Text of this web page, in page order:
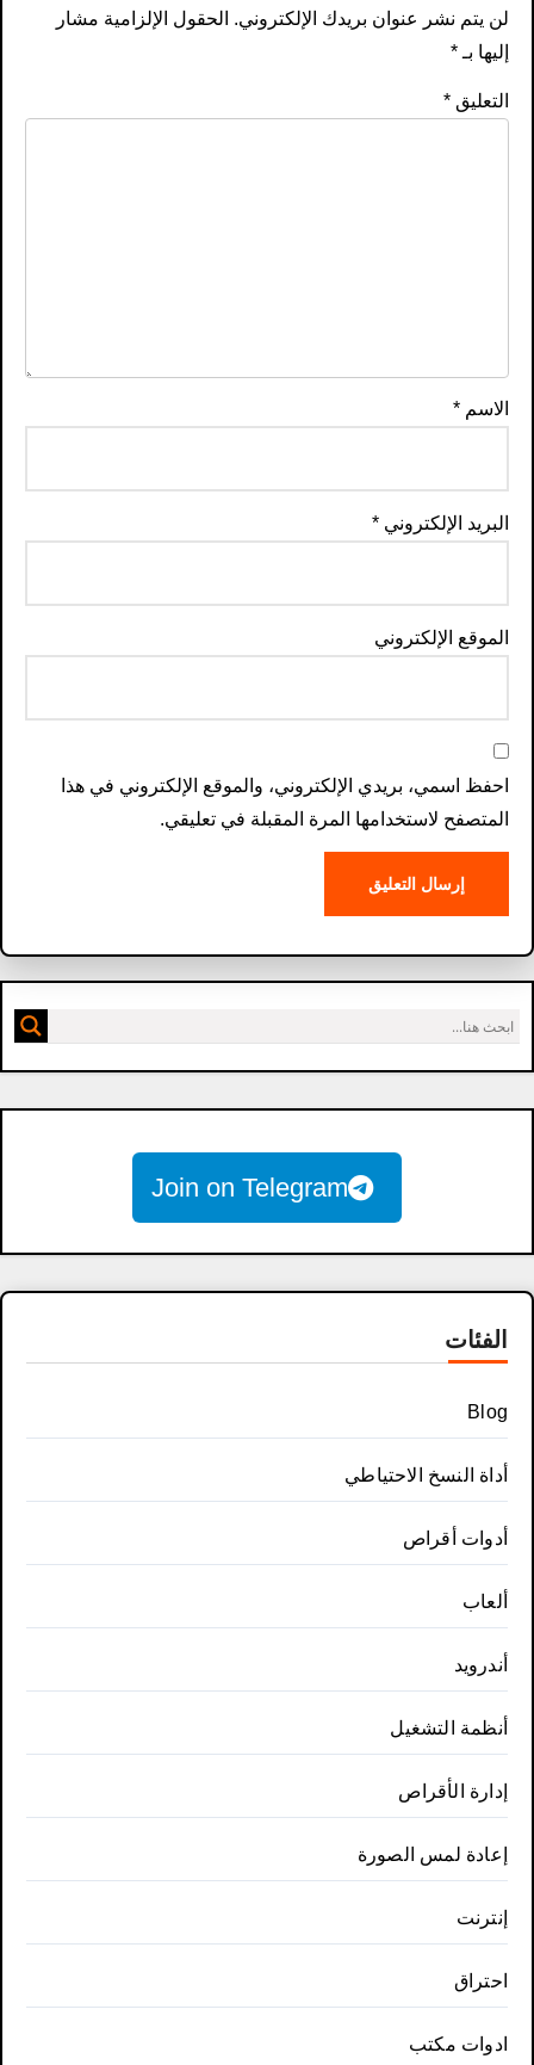
لن يتم نشر عنوان بريدك الإلكتروني. الحقول الإلزامية مشار
إليها بـ*
التعليق*
الاسم*
البريد الإلكتروني*
الموقع الإلكتروني
احفظ اسمي، بريدي الإلكتروني، والموقع الإلكتروني في هذا
المتصفح لاستخدامها المرة المقبلة في تعليقي.
Join on Telegram
الفئات
Blog
أداة النسخ الاحتياطي
أدوات أقراص
ألعاب
أندرويد
أنظمة التشغيل
إدارة الأقراص
إعادة لمس الصورة
إنترنت
احتراق
ادوات مكتب